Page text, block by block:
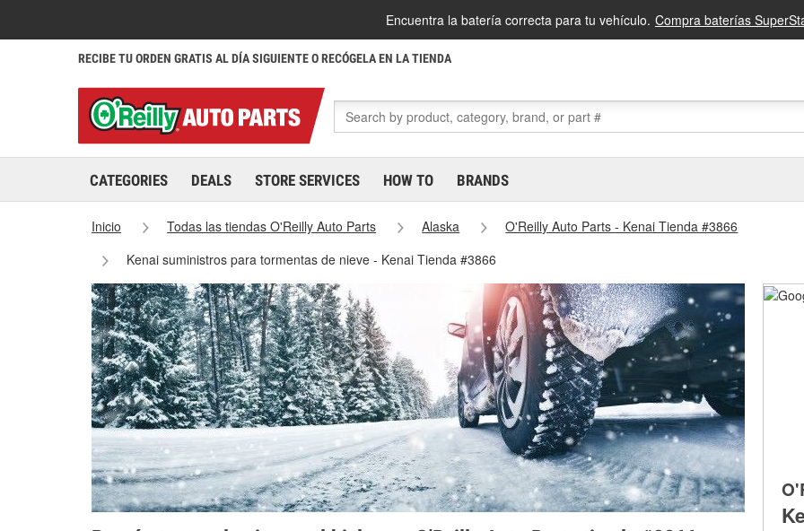
Encuentra la batería correcta para tu vehículo. Compra baterías
RECIBE TU ORDEN GRATIS AL DÍA SIGUIENTE O RECÓGELA EN LA TIENDA
CATEGORIES DEALS STORE SERVICES HOW TO BRANDS
Inicio Todas las tiendas O'Reilly Auto Parts Alaska
O'Reilly Auto Parts - Kenai Tienda #3866
Kenai suministros para tormentas de nieve - Kenai Tienda #3866